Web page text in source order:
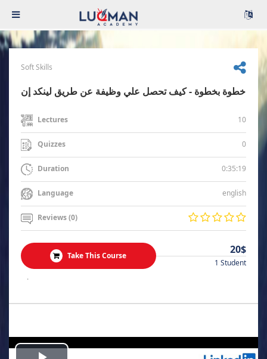
Soft Skills
خطوة بخطوة - كيف تحصل علي وظيفة عن طريق لينكد إن
Lectures 10
Quizzes 0
Duration 0:35:19
Language english
Reviews (0)
Take This Course 20$
1 Student
.